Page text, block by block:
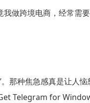
做跨境电商，经常需
那种焦急感真是让
Telegram for